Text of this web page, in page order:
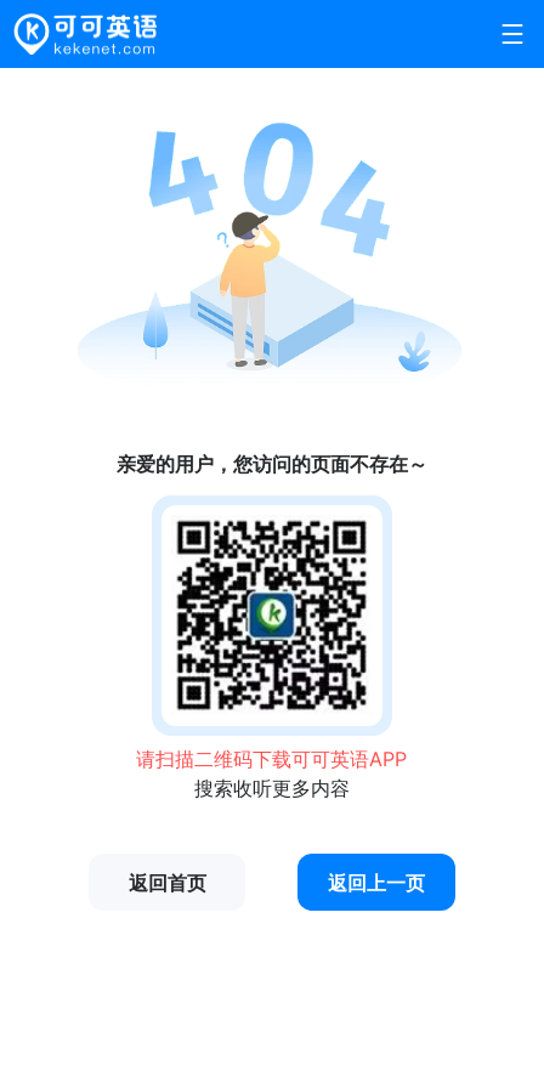
亲爱的用户，您访问的页面不存在～
请扫描二维码下载可可英语APP
搜索收听更多内容
返回首页 返回上一页